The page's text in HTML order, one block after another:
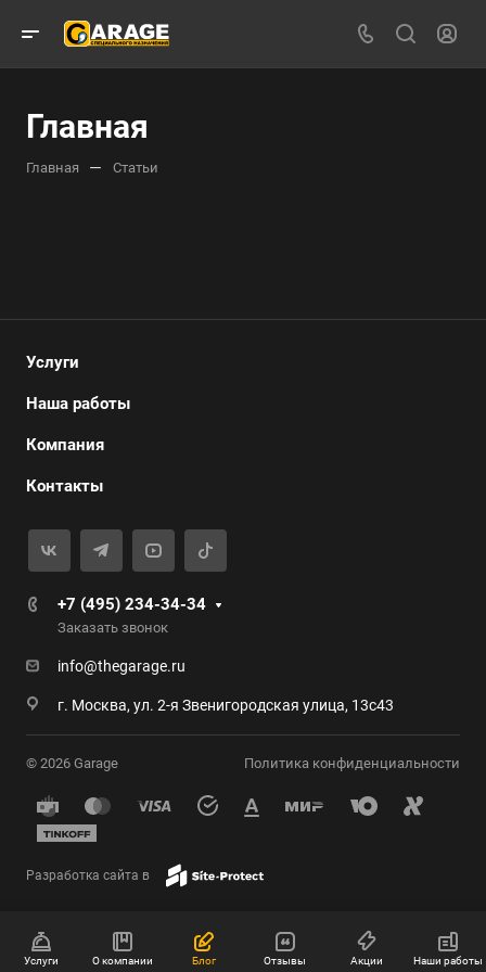
Главная
Главная — Статьи
Услуги
Наша работы
Компания
Контакты
+7 (495) 234-34-34
Заказать звонок
info@thegarage.ru
г. Москва, ул. 2-я Звенигородская улица, 13с43
© 2026 Garage Политика конфиденциальности
Разработка сайта в
Услуги О компании Блог Отзывы Акции Наши работы